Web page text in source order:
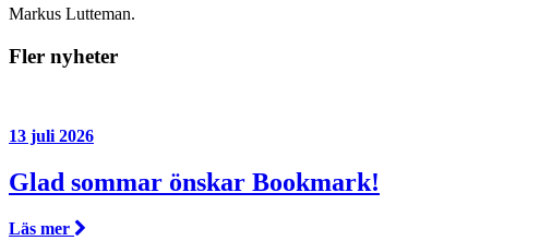
Markus Lutteman.
Fler nyheter
13 juli 2026
Glad sommar önskar Bookmark!
Läs mer